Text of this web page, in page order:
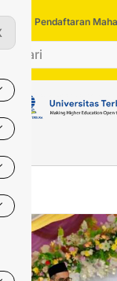
Pendaftaran